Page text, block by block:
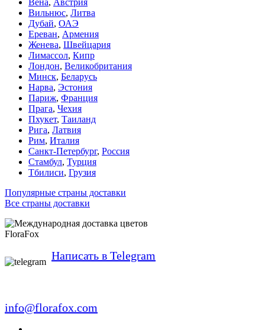
Вильнюс, Литва
Дубай, ОАЭ
Ереван, Армения
Женева, Швейцария
Лимассол, Кипр
Лондон, Великобритания
Минск, Беларусь
Нарва, Эстония
Париж, Франция
Прага, Чехия
Пхукет, Таиланд
Рига, Латвия
Рим, Италия
Санкт-Петербург, Россия
Стамбул, Турция
Тбилиси, Грузия
Популярные страны доставки
Все страны доставки
FloraFox
Написать в Telegram
info@florafox.com